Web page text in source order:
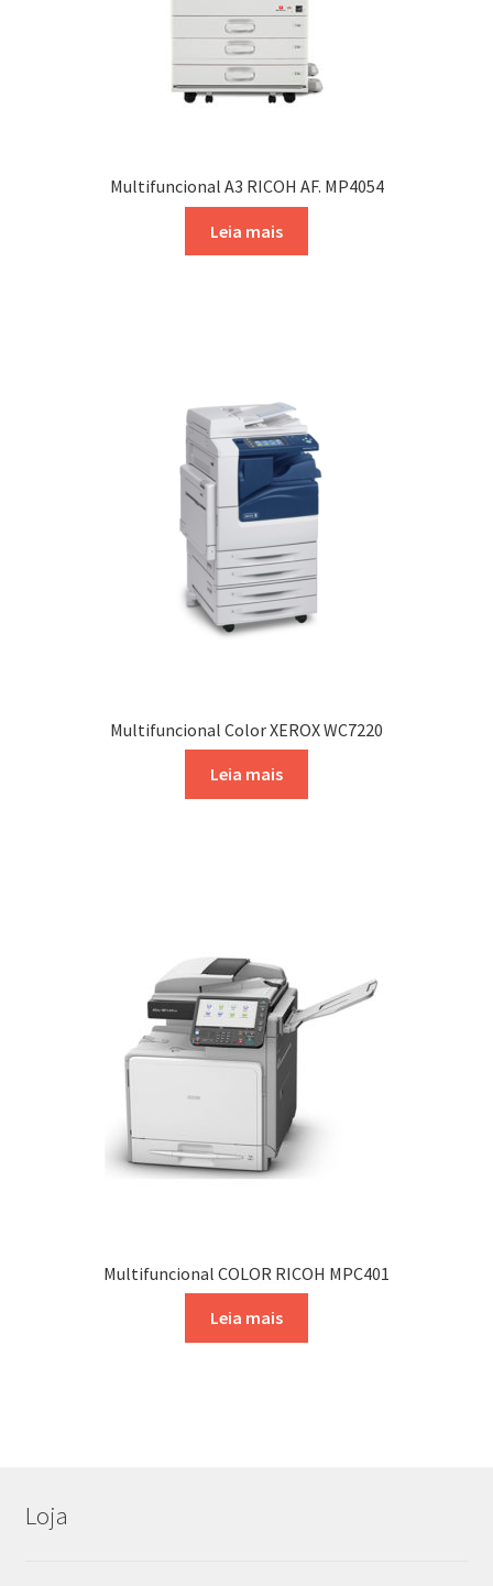
Multifuncional A3 RICOH AF. MP4054
Leia mais
Multifuncional Color XEROX WC7220
Leia mais
Multifuncional COLOR RICOH MPC401
Leia mais
Loja